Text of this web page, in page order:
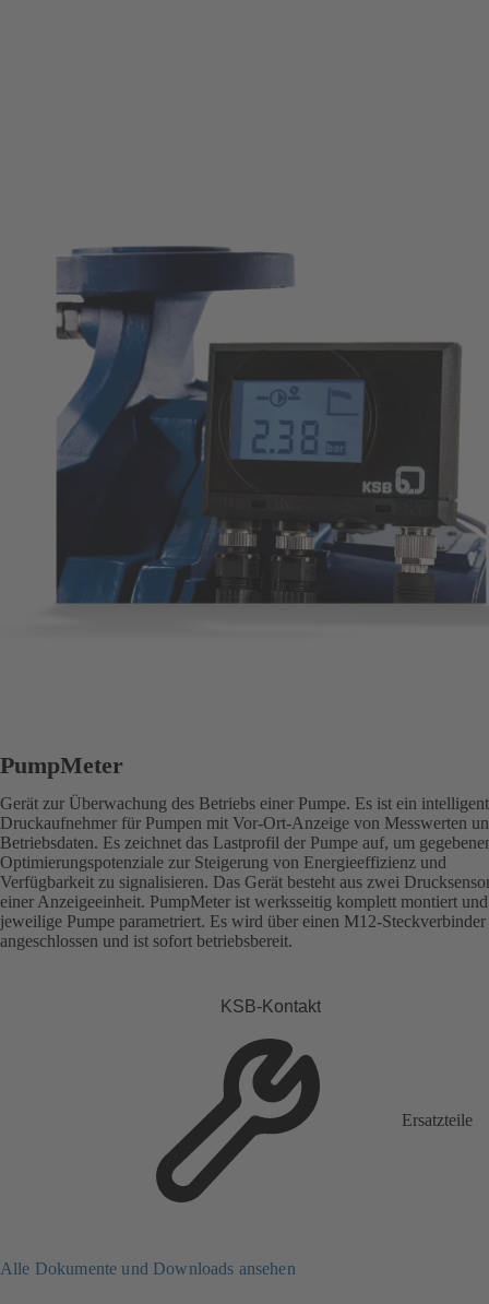
PumpMeter
Gerät zur Überwachung des Betriebs einer Pumpe. Es ist ein
Druckaufnehmer für Pumpen mit Vor-Ort-Anzeige von Messwerten
Betriebsdaten. Es zeichnet das Lastprofil der Pumpe auf, um
Optimierungspotenziale zur Steigerung von Energieeffizienz und
Verfügbarkeit zu signalisieren. Das Gerät besteht aus zwei
einer Anzeigeeinheit. PumpMeter ist werksseitig komplett montiert
jeweilige Pumpe parametriert. Es wird über einen M12-Steckverbinder
angeschlossen und ist sofort betriebsbereit.
KSB-Kontakt
Ersatzteile
Alle Dokumente und Downloads ansehen